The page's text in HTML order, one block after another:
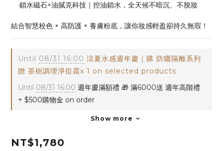
·鎖水磁石×油膩克科技｜控油鎖水，全天候不暗沉、不脫妝
結合智慧校色 × 高防護 × 養膚粉底，讓你妝感輕盈卻持久無瑕！
Until 08/31 16:00 涼夏水感週年慶｜購 防曬隔離系列
贈 茶樹調理淨痘霜x 1 on selected products
Until 08/31 16:00 週年慶滿額禮 🎁 滿6000送 週年高階禮
+ $500購物金 on order
Show more
NT$1,780